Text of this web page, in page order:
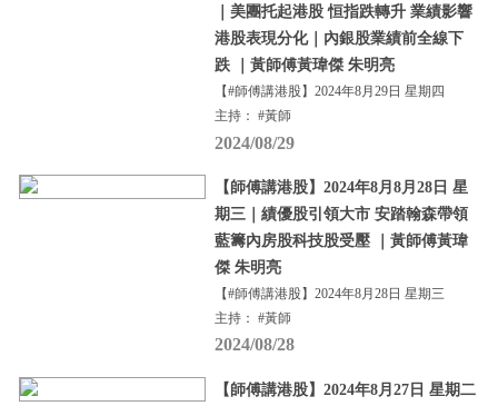
｜美團托起港股 恒指跌轉升 業績影響
港股表現分化｜內銀股業績前全線下
跌 ｜黃師傅黃瑋傑 朱明亮
【#師傅講港股】2024年8月29日 星期四
主持： #黃師
2024/08/29
【師傅講港股】2024年8月8月28日 星
期三｜績優股引領大市 安踏翰森帶領
藍籌內房股科技股受壓 ｜黃師傅黃瑋
傑 朱明亮
【#師傅講港股】2024年8月28日 星期三
主持： #黃師
2024/08/28
【師傅講港股】2024年8月27日 星期二